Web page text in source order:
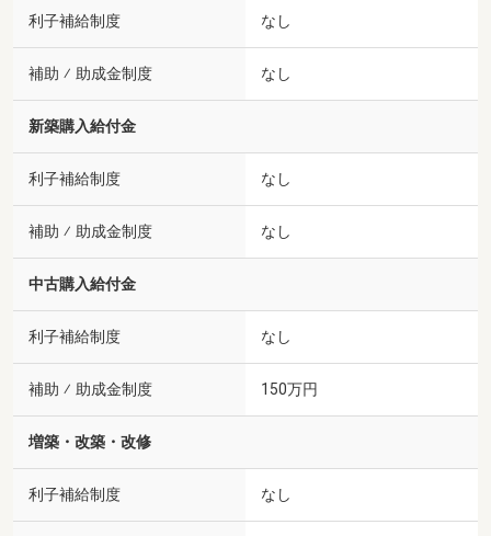
利子補給制度 なし
補助 ⁄ 助成金制度 なし
新築購入給付金
利子補給制度 なし
補助 ⁄ 助成金制度 なし
中古購入給付金
利子補給制度 なし
補助 ⁄ 助成金制度 150万円
増築・改築・改修
利子補給制度 なし